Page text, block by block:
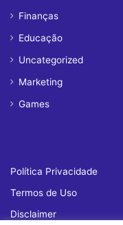
Finanças
Educação
Uncategorized
Marketing
Games
Política Privacidade
Termos de Uso
Disclaimer